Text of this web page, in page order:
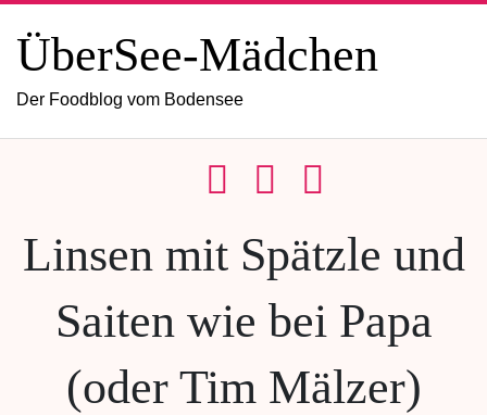
ÜberSee-Mädchen
Der Foodblog vom Bodensee
Linsen mit Spätzle und
Saiten wie bei Papa
(oder Tim Mälzer)